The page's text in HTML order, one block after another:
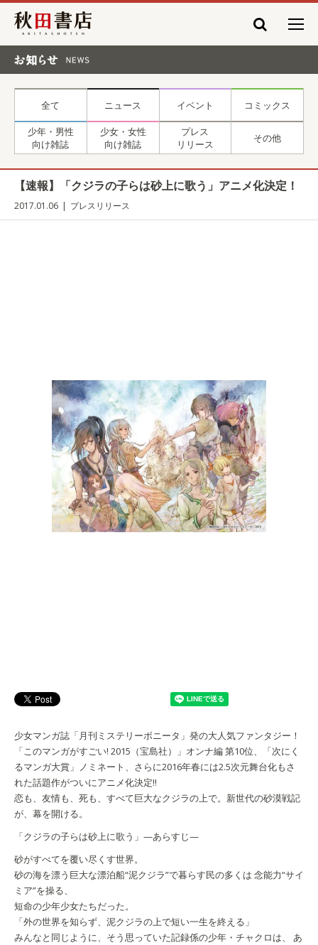
秋田書店
全て ニュース イベント コミックス
少年・男性
向け雑誌
少女・女性
向け雑誌
プレス
リリース
その他
【速報】「クジラの子らは砂上に歌う」アニメ化決定！
2017.01.06 プレスリリース
少女マンガ誌「月刊ミステリーボニータ」発の大人気ファンタジー！
「このマンガがすごい! 2015（宝島社）」オンナ編 第10位、「次にく
るマンガ大賞」ノミネート、さらに2016年春には2.5次元舞台化もさ
れた話題作がついにアニメ化決定!!
恋も、友情も、死も、すべて巨大なクジラの上で。新世代の砂漠戦記
が、幕を開ける。
「クジラの子らは砂上に歌う」—あらすじ—
砂がすべてを覆い尽くす世界。
砂の海を漂う巨大な漂泊船“泥クジラ”で暮らす民の多くは 念能力“サイ
ミア”を操る、
短命の少年少女たちだった。
「外の世界を知らず、泥クジラの上で短い一生を終える」
みんなと同じように、そう思っていた記録係の少年・チャクロは、 あ